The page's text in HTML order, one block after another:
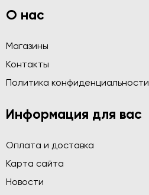
О нас
Магазины
Контакты
Политика конфиденциальности
Информация для вас
Оплата и доставка
Карта сайта
Новости